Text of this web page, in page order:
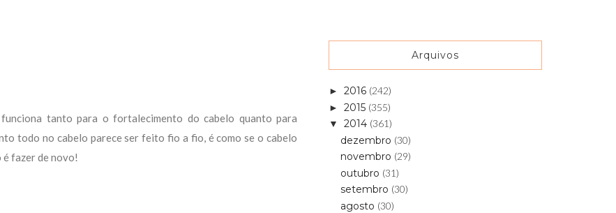
tanto para o fortalecimento do cabelo quanto para
todo no cabelo parece ser feito fio a fio, é como se o cabelo
é fazer de novo!
Arquivos
► 2016 (242)
► 2015 (355)
▼ 2014 (361)
dezembro (30)
novembro (29)
outubro (31)
setembro (30)
agosto (30)